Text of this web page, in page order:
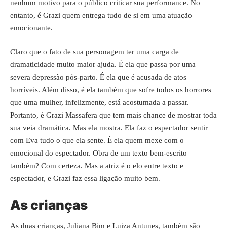
nenhum motivo para o público criticar sua performance. No
entanto, é Grazi quem entrega tudo de si em uma atuação
emocionante.
Claro que o fato de sua personagem ter uma carga de
dramaticidade muito maior ajuda. É ela que passa por uma
severa depressão pós-parto. É ela que é acusada de atos
horríveis. Além disso, é ela também que sofre todos os horrores
que uma mulher, infelizmente, está acostumada a passar.
Portanto, é Grazi Massafera que tem mais chance de mostrar toda
sua veia dramática. Mas ela mostra. Ela faz o espectador sentir
com Eva tudo o que ela sente. É ela quem mexe com o
emocional do espectador. Obra de um texto bem-escrito
também? Com certeza. Mas a atriz é o elo entre texto e
espectador, e Grazi faz essa ligação muito bem.
As crianças
As duas crianças, Juliana Bim e Luiza Antunes, também são